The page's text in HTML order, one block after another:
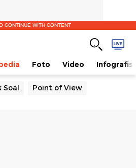
CONTINUE WITH CONTENT
Foto Video Infografis
Soal Point of View